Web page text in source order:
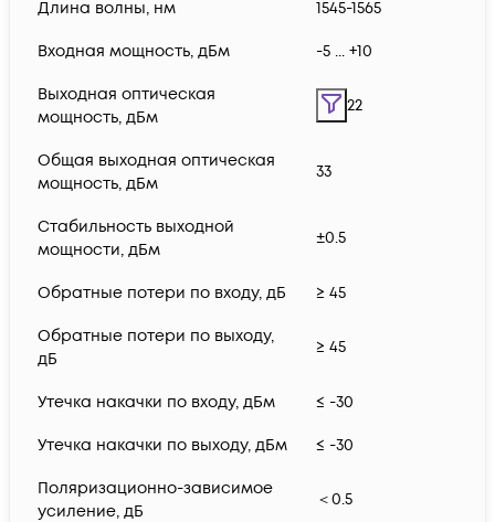
Длина волны, нм 1545-1565
Входная мощность, дБм -5 ... +10
Выходная оптическая
мощность, дБм
22
Общая выходная оптическая
мощность, дБм
33
Стабильность выходной
мощности, дБм
±0.5
Обратные потери по входу, дБ ≥ 45
Обратные потери по выходу,
дБ
≥ 45
Утечка накачки по входу, дБм ≤ -30
Утечка накачки по выходу, дБм ≤ -30
Поляризационно-зависимое
усиление, дБ
＜0.5